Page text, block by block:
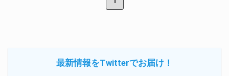
最新情報をTwitterでお届け！